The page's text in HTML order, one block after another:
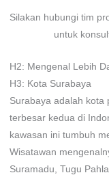
Silakan hubungi tim
untuk
H2: Mengenal Lebih
H3: Kota Surabaya
Surabaya adalah kota
terbesar kedua di
kawasan ini tumbuh
Wisatawan
Suramadu, Tugu